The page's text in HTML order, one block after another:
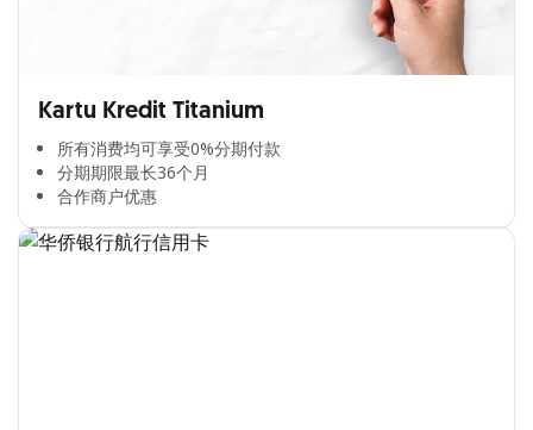
Kartu Kredit Titanium
所有消费均可享受0%分期付款​
分期期限最长36个月​
合作商户优惠​